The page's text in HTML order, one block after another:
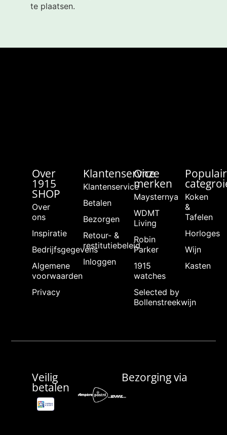
te plaatsen.
Over
1915
SHOP
Over
ons
Inspiratie
Bedrijfsgegevens
Algemene
voorwaarden
Privacy
Klantenservice
Klantenservice
Betalen
Bezorgen
Retour- &
restitutiebeleid
Inloggen
Onze
merken
Maysternya
WDMT
Living
Robin
Parker
1915
watches
Selected by
Bollenstreekwijn
Koken
&
Tafelen
Horloges
Wijn
Kasten
Veilig
betalen
Bezorging via